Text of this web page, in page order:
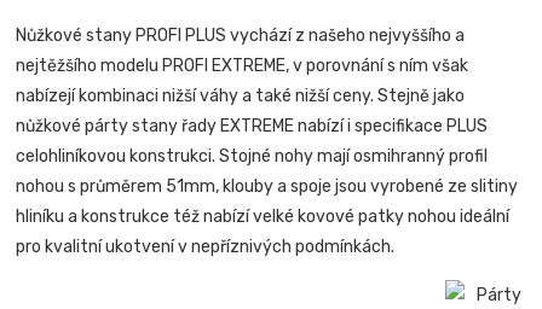
Nůžkové stany PROFI PLUS vychází z našeho nejvyššího a
nejtěžšího modelu PROFI EXTREME, v porovnání s ním však
nabízejí kombinaci nižší váhy a také nižší ceny. Stejně jako
nůžkové párty stany řady EXTREME nabízí i specifikace PLUS
celohliníkovou konstrukci. Stojné nohy mají osmihranný profil
nohou s průměrem 51mm, klouby a spoje jsou vyrobené ze slitiny
hliníku a konstrukce též nabízí velké kovové patky nohou ideální
pro kvalitní ukotvení v nepříznivých podmínkách.